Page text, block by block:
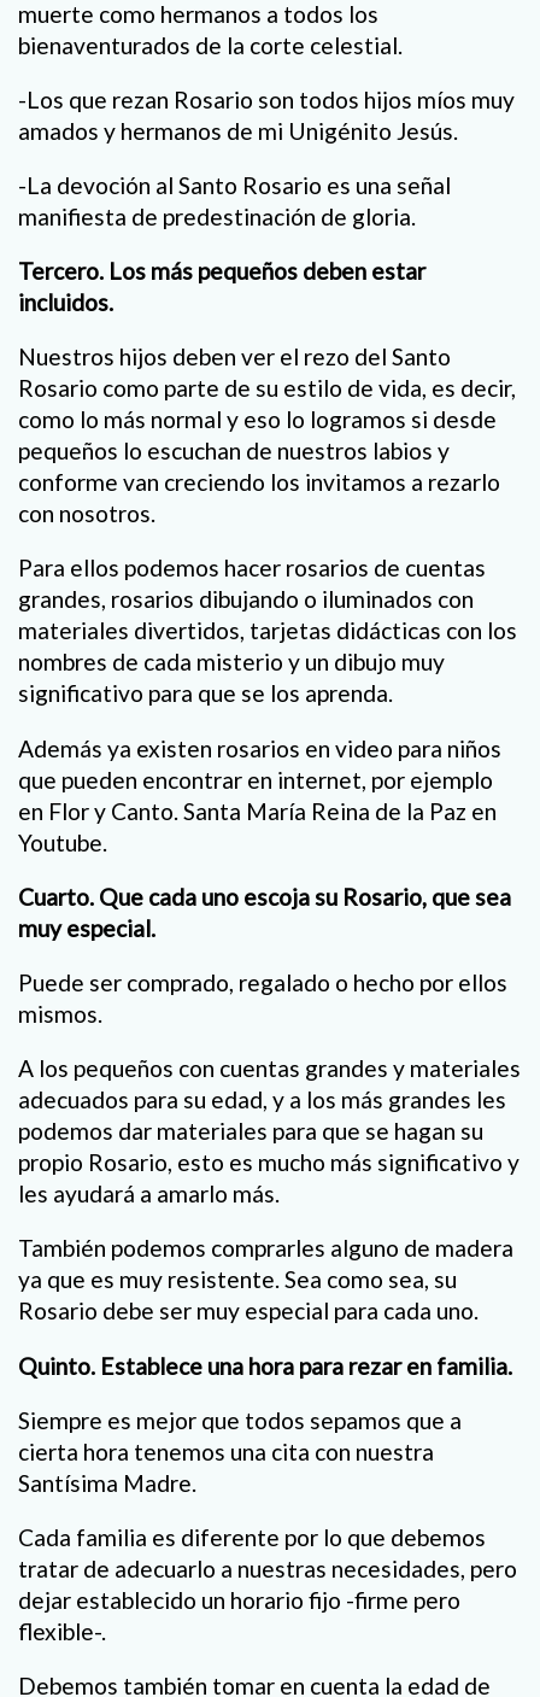
muerte como hermanos a todos los
bienaventurados de la corte celestial.
-Los que rezan Rosario son todos hijos míos muy
amados y hermanos de mi Unigénito Jesús.
-La devoción al Santo Rosario es una señal
manifiesta de predestinación de gloria.
Tercero. Los más pequeños deben estar
incluidos.
Nuestros hijos deben ver el rezo del Santo
Rosario como parte de su estilo de vida, es decir,
como lo más normal y eso lo logramos si desde
pequeños lo escuchan de nuestros labios y
conforme van creciendo los invitamos a rezarlo
con nosotros.
Para ellos podemos hacer rosarios de cuentas
grandes, rosarios dibujando o iluminados con
materiales divertidos, tarjetas didácticas con los
nombres de cada misterio y un dibujo muy
significativo para que se los aprenda.
Además ya existen rosarios en video para niños
que pueden encontrar en internet, por ejemplo
en Flor y Canto. Santa María Reina de la Paz en
Youtube.
Cuarto. Que cada uno escoja su Rosario, que sea
muy especial.
Puede ser comprado, regalado o hecho por ellos
mismos.
A los pequeños con cuentas grandes y materiales
adecuados para su edad, y a los más grandes les
podemos dar materiales para que se hagan su
propio Rosario, esto es mucho más significativo y
les ayudará a amarlo más.
También podemos comprarles alguno de madera
ya que es muy resistente. Sea como sea, su
Rosario debe ser muy especial para cada uno.
Quinto. Establece una hora para rezar en familia.
Siempre es mejor que todos sepamos que a
cierta hora tenemos una cita con nuestra
Santísima Madre.
Cada familia es diferente por lo que debemos
tratar de adecuarlo a nuestras necesidades, pero
dejar establecido un horario fijo -firme pero
flexible-.
Debemos también tomar en cuenta la edad de